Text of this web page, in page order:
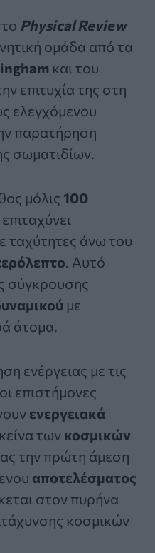
Physical Review
ομάδα από τα
και του
επιτυχία της στη
ελεγχόμενου
παρατήρηση
σωματιδίων.
μόλις 100
ταχύτητες άνω του
. Αυτό
σύγκρουσης
με
άτομα.
ενέργειας με τις
επιστήμονες
ενεργειακά
των κοσμικών
την πρώτη άμεση
αποτελέσματος
στον πυρήνα
κοσμικών